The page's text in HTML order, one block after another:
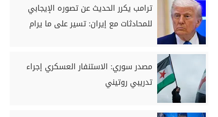
ترامب يكرر الحديث عن تصوره الإيجابي
للمحادثات مع إيران: تسير ‌على ما يرام
مصدر سوري: الاستنفار العسكري إجراء
تدريبي روتيني